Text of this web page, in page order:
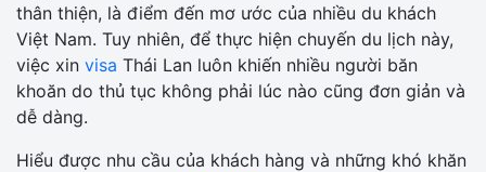
thân thiện, là điểm đến mơ ước của nhiều du khách
Việt Nam. Tuy nhiên, để thực hiện chuyến du lịch này,
việc xin visa Thái Lan luôn khiến nhiều người băn
khoăn do thủ tục không phải lúc nào cũng đơn giản và
dễ dàng.
Hiểu được nhu cầu của khách hàng và những khó khăn